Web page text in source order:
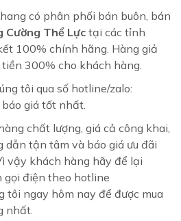
có phân phối bán buôn, bán
Thể Lực tại các tỉnh
100% chính hãng. Hàng giả
300% cho khách hàng.
tôi qua số hotline/zalo:
giá tốt nhất.
chất lượng, giá cả công khai,
tận tâm và báo giá ưu đãi
vậy khách hàng hãy để lại
điện theo hotline
tôi ngay hôm nay để được mua
nhất.